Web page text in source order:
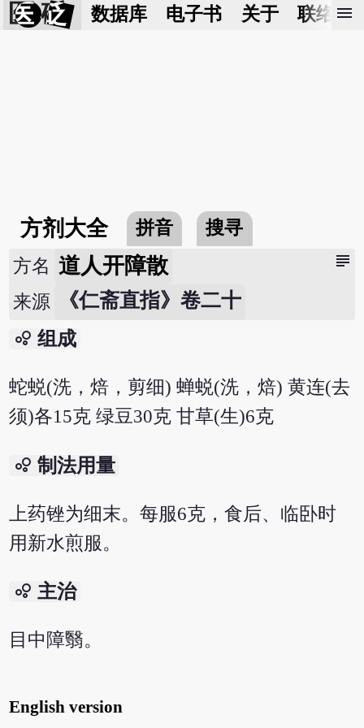
医 砭 数据库 电子书 关于 联络我
menu
方剂大全 拼音 搜寻
subject
方名 道人开障散
来源 《仁斋直指》卷二十
bubble_chart 组成
蛇蜕(洗，焙，剪细) 蝉蜕(洗，焙) 黄连(去
须)各15克 绿豆30克 甘草(生)6克
bubble_chart 制法用量
上药锉为细末。每服6克，食后、临卧时
用新水煎服。
bubble_chart 主治
目中障翳。
English version